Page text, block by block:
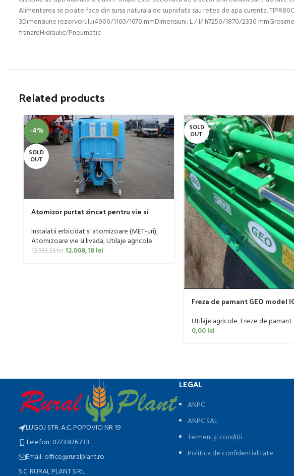
Alimentarea se poate face din sursa naturala de suprafata sau retea de apa curenta.
3Dimensiune rezorvorului4900/1160/1670 mmDimensiuni; L / l/ h7250/1870/2330
franareHidraulic/Pneumatic
Related products
-4%
SOLD
OUT
Atomizor purtat zincat pentru vie si
Instalatii erbicidat si atomizoare (MET-uri),
Atomizoare vie si livada,Utilaje agricole
12.539,26lei 12.008,18lei
SOLD
OUT
Freza de pamant GEO model
Utilaje agricole,Freze de pamant
0,00lei
LUGOJ STR. A.C. POPOVICI NR 19
Telefon: 0773.926.733
Email: office@ruralplant.ro
S.C. RURAL PLANT S.R.L.
LEGAL
ANPC
ANPC SAL
Termeni și condiții
Politica de confidentialitate